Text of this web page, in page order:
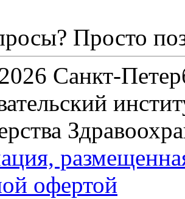
Просто
Санкт-
офертой